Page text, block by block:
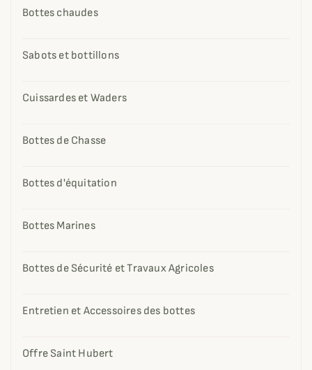
Bottes chaudes
Sabots et bottillons
Cuissardes et Waders
Bottes de Chasse
Bottes d'équitation
Bottes Marines
Bottes de Sécurité et Travaux Agricoles
Entretien et Accessoires des bottes
Offre Saint Hubert